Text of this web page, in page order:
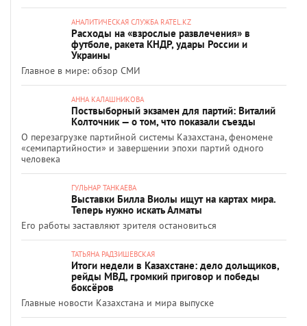
АНАЛИТИЧЕСКАЯ СЛУЖБА RATEL.KZ
Расходы на «взрослые развлечения» в
футболе, ракета КНДР, удары России и
Украины
Главное в мире: обзор СМИ
АННА КАЛАШНИКОВА
Поствыборный экзамен для партий: Виталий
Колточник — о том, что показали съезды
О перезагрузке партийной системы Казахстана, феномене
«семипартийности» и завершении эпохи партий одного
человека
ГУЛЬНАР ТАНКАЕВА
Выставки Билла Виолы ищут на картах мира.
Теперь нужно искать Алматы
Его работы заставляют зрителя остановиться
ТАТЬЯНА РАДЗИШЕВСКАЯ
Итоги недели в Казахстане: дело дольщиков,
рейды МВД, громкий приговор и победы
боксёров
Главные новости Казахстана и мира выпуске